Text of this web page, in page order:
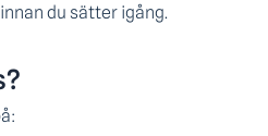
du sätter igång.